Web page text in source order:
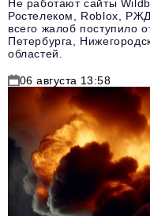
Не работают сайты
Ростелеком, Roblox,
всего жалоб поступило
Петербурга,
областей.
06 августа 13:58